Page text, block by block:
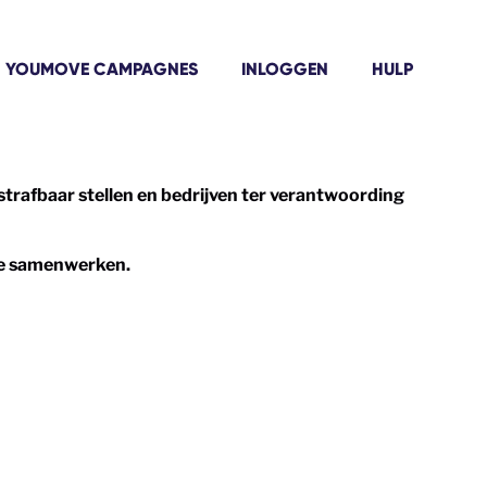
YOUMOVE CAMPAGNES INLOGGEN HULP
stellen en bedrijven ter verantwoording
samenwerken.